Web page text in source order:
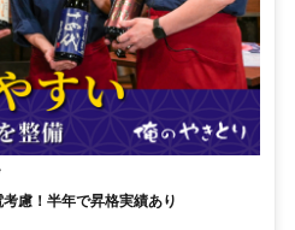
慮！半年で昇格実績あり